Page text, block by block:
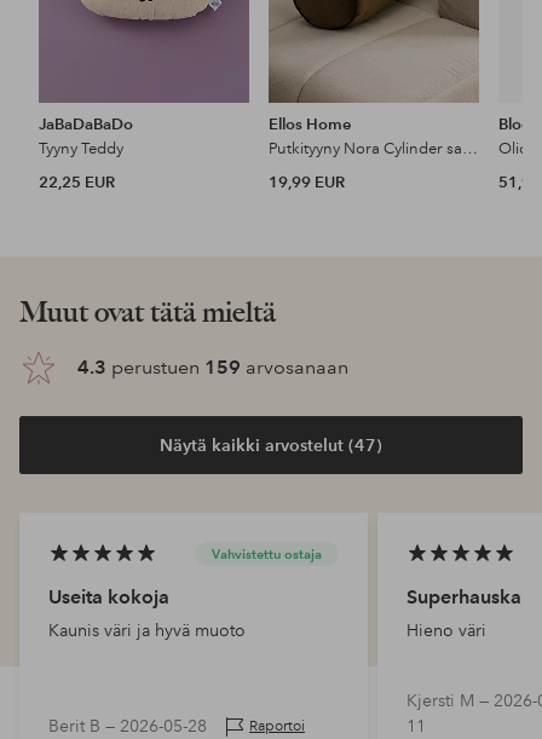
JaBaDaBaDo
Tyyny Teddy
22,25 EUR
Ellos Home
Putkityyny Nora Cylinder samettia
19,99 EUR
51,90
Muut ovat tätä mieltä
4.3 perustuen 159 arvosanaan
Näytä kaikki arvostelut (47)
Vahvistettu ostaja
Useita kokoja
Kaunis väri ja hyvä muoto
Berit B — 2026-05-28 Raportoi
Superhauska
Hieno väri
Kjersti M — 2026-
11